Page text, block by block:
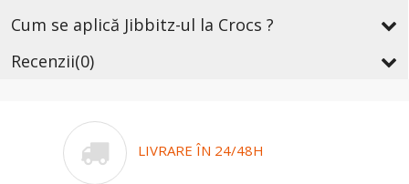
Cum se aplică Jibbitz-ul la Crocs ?
Recenzii(0)
LIVRARE ÎN 24/48H